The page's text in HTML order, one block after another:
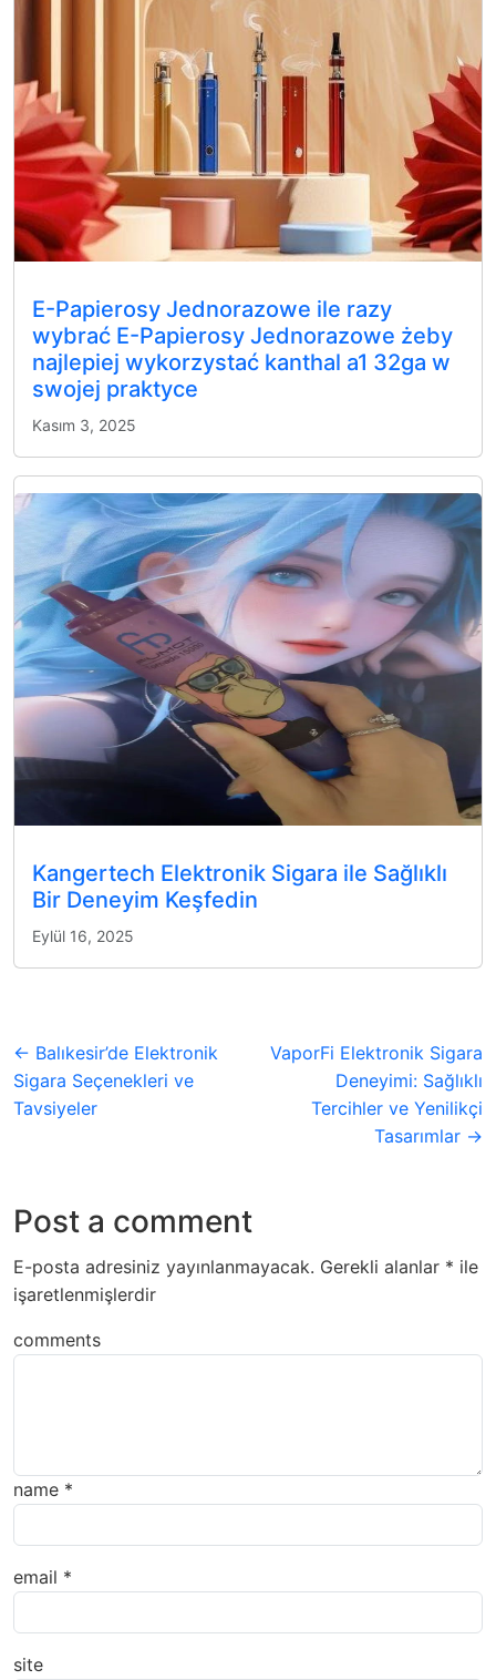
E-Papierosy Jednorazowe ile razy
wybrać E-Papierosy Jednorazowe żeby
najlepiej wykorzystać kanthal a1 32ga w
swojej praktyce
Kasım 3, 2025
Kangertech Elektronik Sigara ile Sağlıklı
Bir Deneyim Keşfedin
Eylül 16, 2025
← Balıkesir’de Elektronik
Sigara Seçenekleri ve
Tavsiyeler
VaporFi Elektronik Sigara
Deneyimi: Sağlıklı
Tercihler ve Yenilikçi
Tasarımlar →
Post a comment
E-posta adresiniz yayınlanmayacak. Gerekli alanlar * ile
işaretlenmişlerdir
comments
name *
email *
site